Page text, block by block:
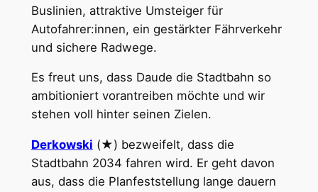
Buslinien, attraktive Umsteiger für
Autofahrer:innen, ein gestärkter Fährverkehr
und sichere Radwege.
Es freut uns, dass Daude die Stadtbahn so
ambitioniert vorantreiben möchte und wir
stehen voll hinter seinen Zielen.
Derkowski (★) bezweifelt, dass die
Stadtbahn 2034 fahren wird. Er geht davon
aus, dass die Planfeststellung lange dauern